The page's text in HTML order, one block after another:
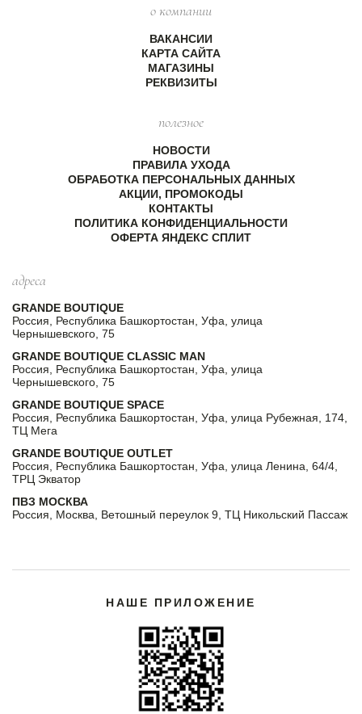
о компании
ВАКАНСИИ
КАРТА САЙТА
МАГАЗИНЫ
РЕКВИЗИТЫ
полезное
НОВОСТИ
ПРАВИЛА УХОДА
ОБРАБОТКА ПЕРСОНАЛЬНЫХ ДАННЫХ
АКЦИИ, ПРОМОКОДЫ
КОНТАКТЫ
ПОЛИТИКА КОНФИДЕНЦИАЛЬНОСТИ
ОФЕРТА ЯНДЕКС СПЛИТ
адреса
GRANDE BOUTIQUE
Россия, Республика Башкортостан, Уфа, улица
Чернышевского, 75
GRANDE BOUTIQUE CLASSIC MAN
Россия, Республика Башкортостан, Уфа, улица
Чернышевского, 75
GRANDE BOUTIQUE SPACE
Россия, Республика Башкортостан, Уфа, улица Рубежная, 174,
ТЦ Мега
GRANDE BOUTIQUE OUTLET
Россия, Республика Башкортостан, Уфа, улица Ленина, 64/4,
ТРЦ Экватор
ПВЗ МОСКВА
Россия, Москва, Ветошный переулок 9, ТЦ Никольский Пассаж
НАШЕ ПРИЛОЖЕНИЕ